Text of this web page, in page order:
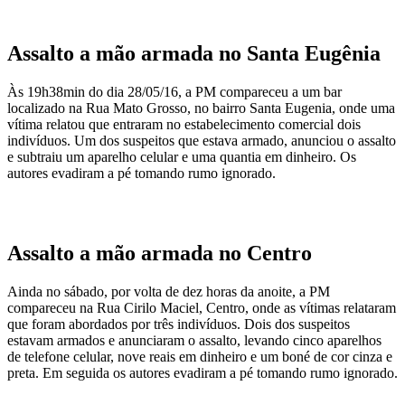
Assalto a mão armada no Santa Eugênia
Às 19h38min do dia 28/05/16, a PM compareceu a um bar
localizado na Rua Mato Grosso, no bairro Santa Eugenia, onde uma
vítima relatou que entraram no estabelecimento comercial dois
indivíduos. Um dos suspeitos que estava armado, anunciou o assalto
e subtraiu um aparelho celular e uma quantia em dinheiro. Os
autores evadiram a pé tomando rumo ignorado.
Assalto a mão armada no Centro
Ainda no sábado, por volta de dez horas da anoite, a PM
compareceu na Rua Cirilo Maciel, Centro, onde as vítimas relataram
que foram abordados por três indivíduos. Dois dos suspeitos
estavam armados e anunciaram o assalto, levando cinco aparelhos
de telefone celular, nove reais em dinheiro e um boné de cor cinza e
preta. Em seguida os autores evadiram a pé tomando rumo ignorado.